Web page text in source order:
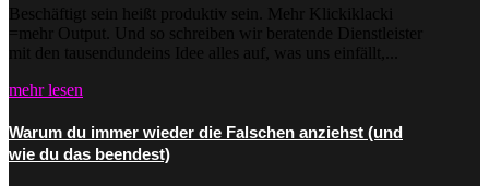
Beschäftigt sein heißt produktiv sein. Mehr Klickiklacki
=mehr Output. Und so schreiben wir beratende Dienstleister
mit den tausendundeins Idee alles auf, was uns einfällt,...
mehr lesen
Warum du immer wieder die Falschen anziehst (und
wie du das beendest)